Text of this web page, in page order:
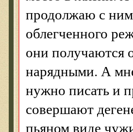
продолжаю с
облегченного
они получаются
нарядными. А
нужно писать и
совершают
пьяном виде